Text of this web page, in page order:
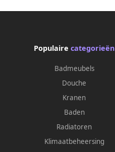
Populaire categorieën
Badmeubels
Douche
Kranen
Baden
Radiatoren
Klimaatbeheersing